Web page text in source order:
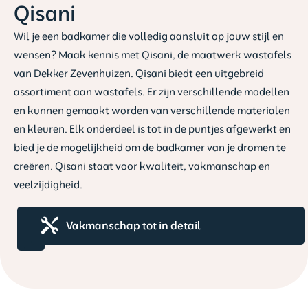
Qisani
Wil je een badkamer die volledig aansluit op jouw stijl en
wensen? Maak kennis met Qisani, de maatwerk wastafels
van Dekker Zevenhuizen. Qisani biedt een uitgebreid
assortiment aan wastafels. Er zijn verschillende modellen
en kunnen gemaakt worden van verschillende materialen
en kleuren. Elk onderdeel is tot in de puntjes afgewerkt en
bied je de mogelijkheid om de badkamer van je dromen te
creëren. Qisani staat voor kwaliteit, vakmanschap en
veelzijdigheid.
Hoogwaardig
maatwerk
Duurzaamheid
voorop
Vakmanschap tot in detail